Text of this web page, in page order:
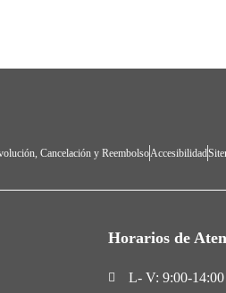
Cancelación y ReembolsoAccesibilidad
Horarios de
L- V: 9:00-